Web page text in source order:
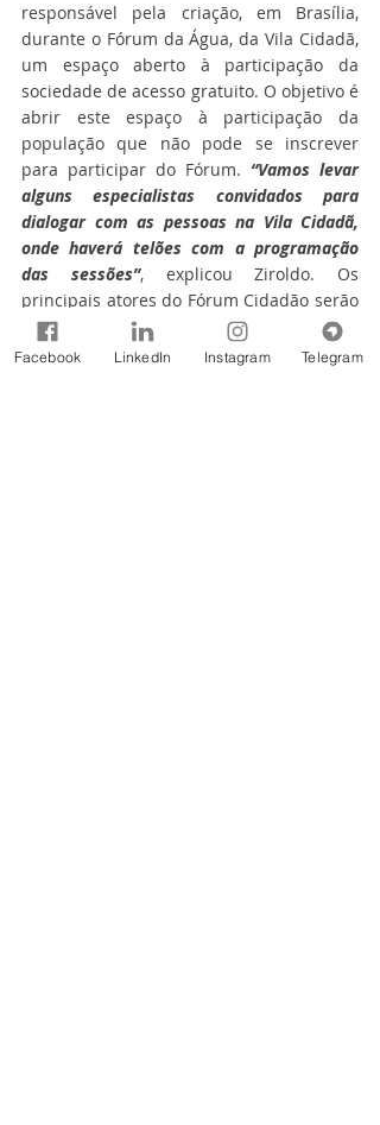
responsável pela criação, em Brasília,
durante o Fórum da Água, da Vila Cidadã,
um espaço aberto à participação da
sociedade de acesso gratuito. O objetivo é
abrir este espaço à participação da
população que não pode se inscrever
para participar do Fórum. “Vamos levar
alguns especialistas convidados para
dialogar com as pessoas na Vila Cidadã,
onde haverá telões com a programação
das sessões”, explicou Ziroldo. Os
principais atores do Fórum Cidadão serão
mulheres, jovens, crianças, povos
tradicionais, comunidades indígenas,
Facebook LinkedIn Instagram Telegram